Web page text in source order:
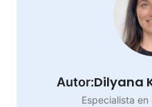
Autor:Dilyana
Especialista